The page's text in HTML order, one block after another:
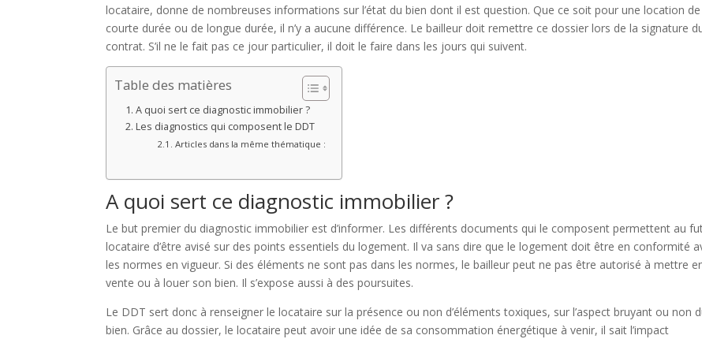
locataire, donne de nombreuses informations sur l’état du bien dont il est question. Que ce soit pour une location de
courte durée ou de longue durée, il n’y a aucune différence. Le bailleur doit remettre ce dossier lors de la signature
contrat. S’il ne le fait pas ce jour particulier, il doit le faire dans les jours qui suivent.
Table des matières
A quoi sert ce diagnostic immobilier ?
Les diagnostics qui composent le DDT
Articles dans la même thématique :
A quoi sert ce diagnostic immobilier ?
Le but premier du diagnostic immobilier est d’informer. Les différents documents qui le composent permettent au
locataire d’être avisé sur des points essentiels du logement. Il va sans dire que le logement doit être en conformité
les normes en vigueur. Si des éléments ne sont pas dans les normes, le bailleur peut ne pas être autorisé à mettre
vente ou à louer son bien. Il s’expose aussi à des poursuites.
Le DDT sert donc à renseigner le locataire sur la présence ou non d’éléments toxiques, sur l’aspect bruyant ou non
bien. Grâce au dossier, le locataire peut avoir une idée de sa consommation énergétique à venir, il sait l’impact